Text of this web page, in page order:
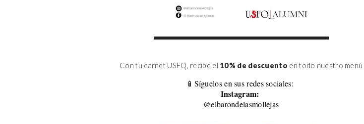
Con tu carnet USFQ, recibe el 10% de descuento en todo nuestro menú
📱Síguelos en sus redes sociales:
Instagram:
@elbarondelasmollejas